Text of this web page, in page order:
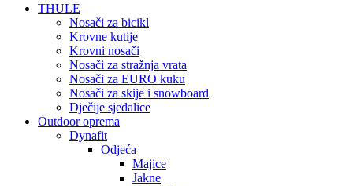
THULE
Nosači za bicikl
Krovne kutije
Krovni nosači
Nosači za stražnja vrata
Nosači za EURO kuku
Nosači za skije i snowboard
Dječije sjedalice
Outdoor oprema
Dynafit
Odjeća
Majice
Jakne